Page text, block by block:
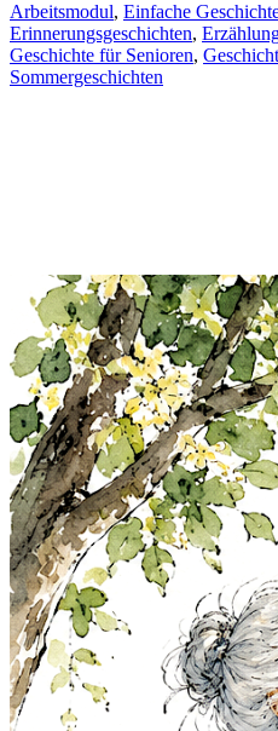
Arbeitsmodul, Einfache
Erinnerungsgeschichten,
Geschichte für Senioren,
Sommergeschichten